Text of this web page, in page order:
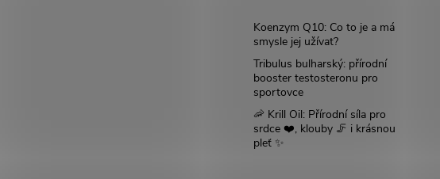
Koenzym Q10: Co to je a má
smysle jej užívat?
Tribulus bulharský: přírodní
booster testosteronu pro
sportovce
🦐 Krill Oil: Přírodní síla pro
srdce ❤️, klouby 🦵 i krásnou
pleť ✨